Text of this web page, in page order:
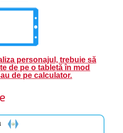
personajul, trebuie să
de pe o tabletă în mod
de pe calculator.